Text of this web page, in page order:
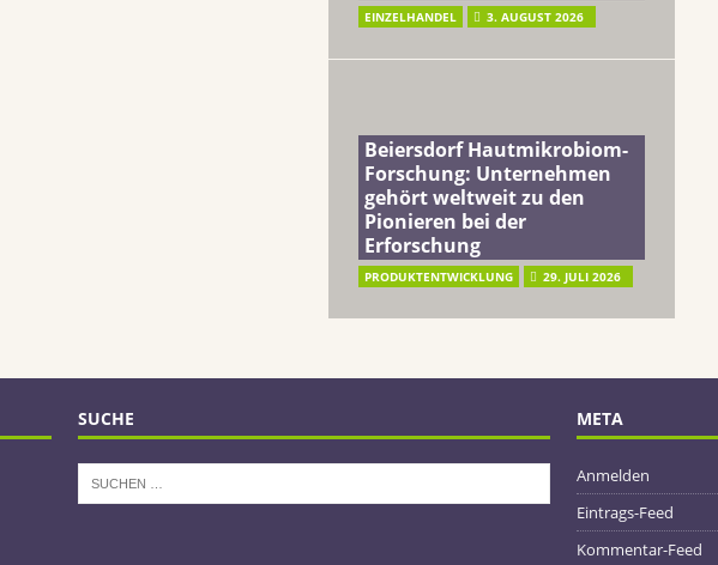
EINZELHANDEL 3. AUGUST 2026
Beiersdorf Hautmikrobiom-
Forschung: Unternehmen
gehört weltweit zu den
Pionieren bei der
Erforschung
PRODUKTENTWICKLUNG 29. JULI 2026
SUCHE META
Anmelden
Eintrags-Feed
Kommentar-Feed